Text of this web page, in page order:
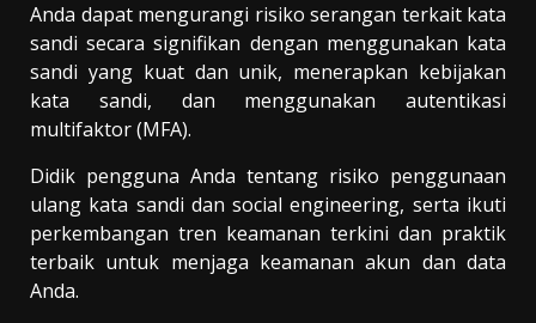
Anda dapat mengurangi risiko serangan terkait kata
sandi secara signifikan dengan menggunakan kata
sandi yang kuat dan unik, menerapkan kebijakan
kata sandi, dan menggunakan autentikasi
multifaktor (MFA).
Didik pengguna Anda tentang risiko penggunaan
ulang kata sandi dan social engineering, serta ikuti
perkembangan tren keamanan terkini dan praktik
terbaik untuk menjaga keamanan akun dan data
Anda.